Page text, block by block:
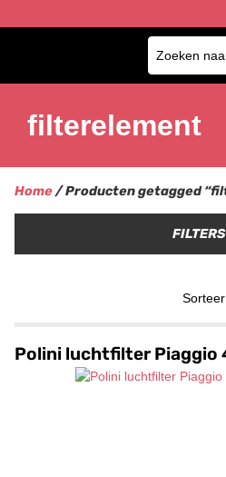
filterelement
Home/ Producten getagged
FILTERS
Polini luchtfilter Piaggio